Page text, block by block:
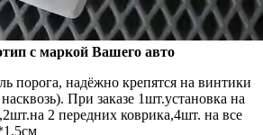
с маркой Вашего авто
порога, надёжно крепятся на винтики
При заказе 1шт.установка на
2 передних коврика,4шт. на все